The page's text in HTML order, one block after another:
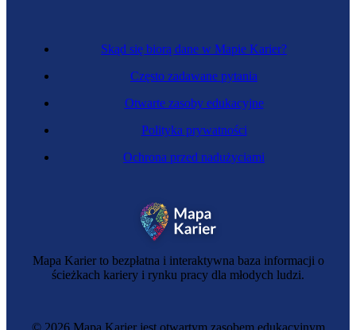
Szkolny doradca zawodowy
Mapa Karier to bezpłatna i interaktywna baza informacji o
ścieżkach kariery i rynku pracy dla młodych ludzi.
Skąd się biorą dane w Mapie Karier?
Często zadawane pytania
Otwarte zasoby edukacyjne
Polityka prywatności
Ochrona przed nadużyciami